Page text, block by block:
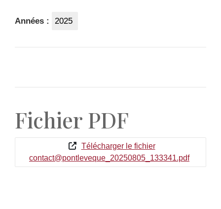
Années : 2025
Fichier PDF
Télécharger le fichier
contact@pontleveque_20250805_133341.pdf